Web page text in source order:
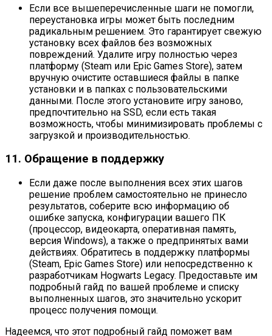
Если все вышеперечисленные шаги не помогли,
переустановка игры может быть последним
радикальным решением. Это гарантирует свежую
установку всех файлов без возможных
повреждений. Удалите игру полностью через
платформу (Steam или Epic Games Store), затем
вручную очистите оставшиеся файлы в папке
установки и в папках с пользовательскими
данными. После этого установите игру заново,
предпочтительно на SSD, если есть такая
возможность, чтобы минимизировать проблемы с
загрузкой и производительностью.
11. Обращение в поддержку
Если даже после выполнения всех этих шагов
решение проблем самостоятельно не принесло
результатов, соберите всю информацию об
ошибке запуска, конфигурации вашего ПК
(процессор, видеокарта, оперативная память,
версия Windows), а также о предпринятых вами
действиях. Обратитесь в поддержку платформы
(Steam, Epic Games Store) или непосредственно к
разработчикам Hogwarts Legacy. Предоставьте им
подробный гайд по вашей проблеме и списку
выполненных шагов, это значительно ускорит
процесс получения помощи.
Надеемся, что этот подробный гайд поможет вам